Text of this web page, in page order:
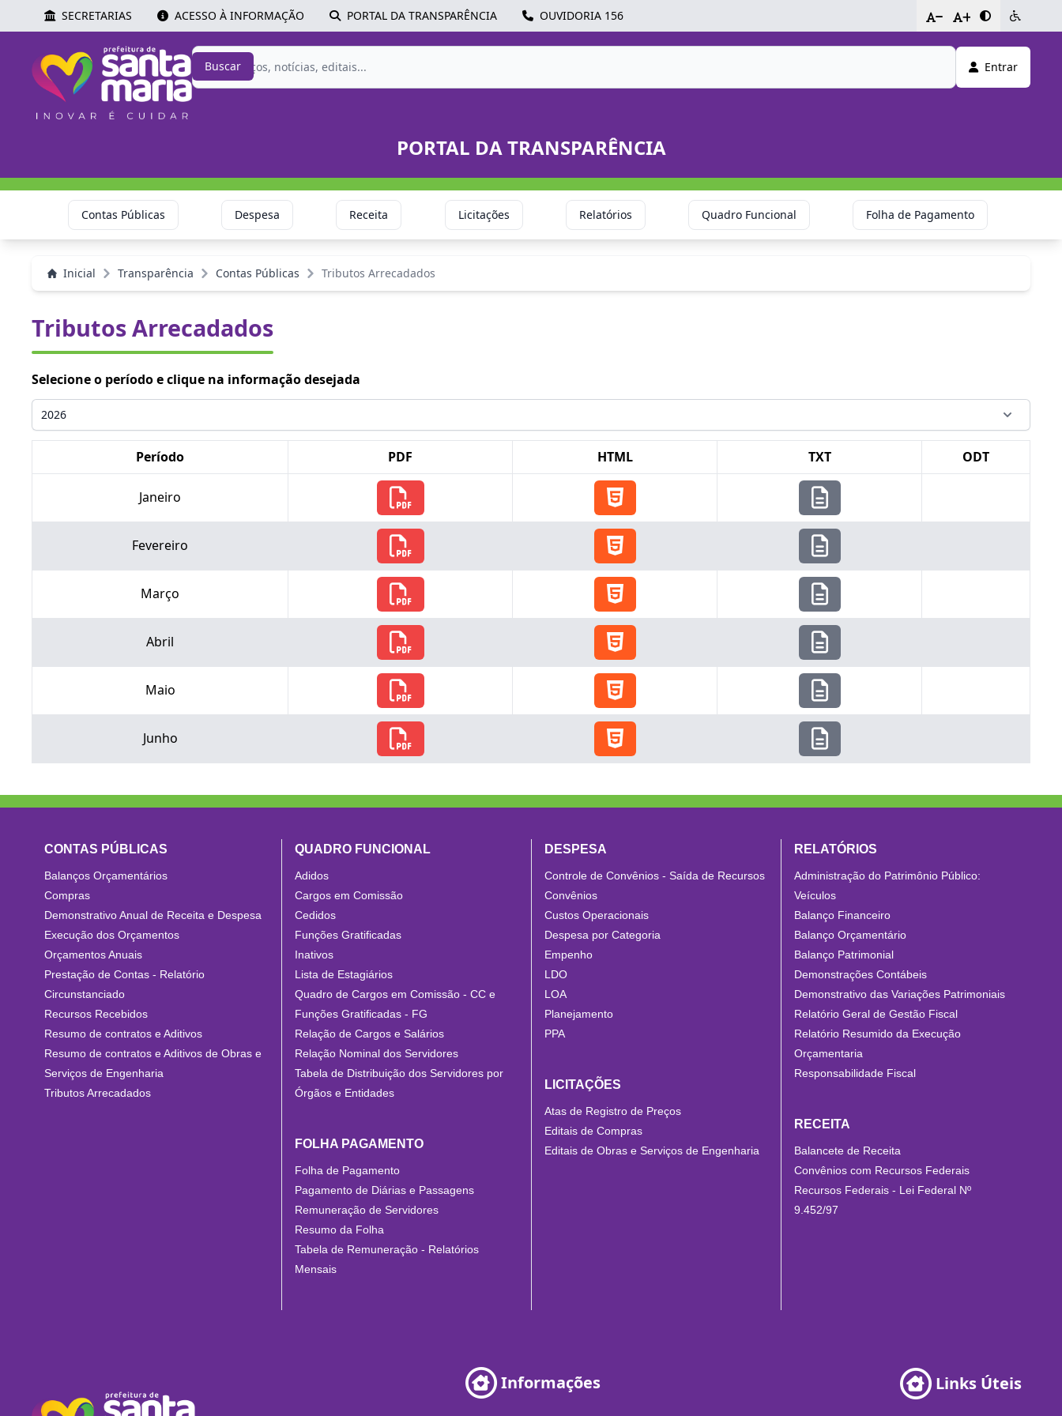
SECRETARIAS ACESSO À INFORMAÇÃO PORTAL DA TRANSPARÊNCIA OUVIDORIA 156 - +
Buscar Entrar
PORTAL DA TRANSPARÊNCIA
Contas Públicas Despesa Receita Licitações Relatórios Quadro Funcional Folha de Pagamento
Inicial Transparência Contas Públicas Tributos Arrecadados
Tributos Arrecadados
Selecione o período e clique na informação desejada
Período PDF HTML TXT ODT
Janeiro
Fevereiro
Março
Abril
Maio
Junho
CONTAS PÚBLICAS
Balanços Orçamentários
Compras
Demonstrativo Anual de Receita e Despesa
Execução dos Orçamentos
Orçamentos Anuais
Prestação de Contas - Relatório
Circunstanciado
Recursos Recebidos
Resumo de contratos e Aditivos
Resumo de contratos e Aditivos de Obras e
Serviços de Engenharia
Tributos Arrecadados
QUADRO FUNCIONAL
Adidos
Cargos em Comissão
Cedidos
Funções Gratificadas
Inativos
Lista de Estagiários
Quadro de Cargos em Comissão - CC e
Funções Gratificadas - FG
Relação de Cargos e Salários
Relação Nominal dos Servidores
Tabela de Distribuição dos Servidores por
Órgãos e Entidades
FOLHA PAGAMENTO
Folha de Pagamento
Pagamento de Diárias e Passagens
Remuneração de Servidores
Resumo da Folha
Tabela de Remuneração - Relatórios
Mensais
DESPESA
Controle de Convênios - Saída de Recursos
Convênios
Custos Operacionais
Despesa por Categoria
Empenho
LDO
LOA
Planejamento
PPA
LICITAÇÕES
Atas de Registro de Preços
Editais de Compras
Editais de Obras e Serviços de Engenharia
RELATÓRIOS
Administração do Patrimônio Público:
Veículos
Balanço Financeiro
Balanço Orçamentário
Balanço Patrimonial
Demonstrações Contábeis
Demonstrativo das Variações Patrimoniais
Relatório Geral de Gestão Fiscal
Relatório Resumido da Execução
Orçamentaria
Responsabilidade Fiscal
RECEITA
Balancete de Receita
Convênios com Recursos Federais
Recursos Federais - Lei Federal Nº
9.452/97
Informações Links Úteis